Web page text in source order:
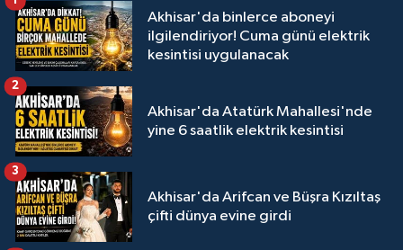
Akhisar'da binlerce aboneyi
ilgilendiriyor! Cuma günü elektrik
kesintisi uygulanacak
Akhisar'da Atatürk Mahallesi'nde
yine 6 saatlik elektrik kesintisi
2
Akhisar'da Arifcan ve Büşra Kızıltaş
çifti dünya evine girdi
3